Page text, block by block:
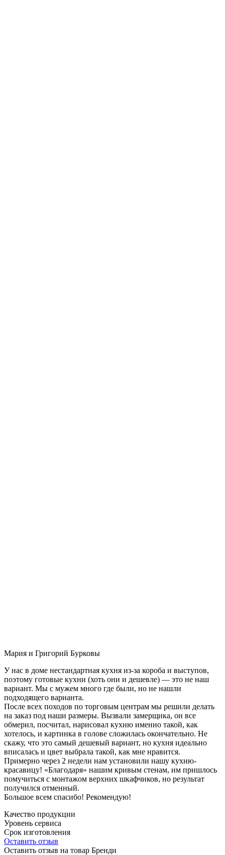
Мария и Григорий Бурковы
У нас в доме нестандартная кухня из-за короба и выступов,
поэтому готовые кухни (хоть они и дешевле) — это не наш
вариант. Мы с мужем много где были, но не нашли
подходящего варианта.
После всех походов по торговым центрам мы решили делать
на заказ под наши размеры. Вызвали замерщика, он все
обмерил, посчитал, нарисовал кухню именно такой, как
хотелось, и картинка в голове сложилась окончательно. Не
скажу, что это самый дешевый вариант, но кухня идеально
вписалась и цвет выбрала такой, как мне нравится.
Примерно через 2 недели нам установили нашу кухню-
красавицу! «Благодаря» нашим кривым стенам, им пришлось
помучиться с монтажом верхних шкафчиков, но результат
получился отменный.
Большое всем спасибо! Рекомендую!
Качество продукции
Уровень сервиса
Срок изготовления
Оставить отзыв
Оставить отзыв на товар Бренди